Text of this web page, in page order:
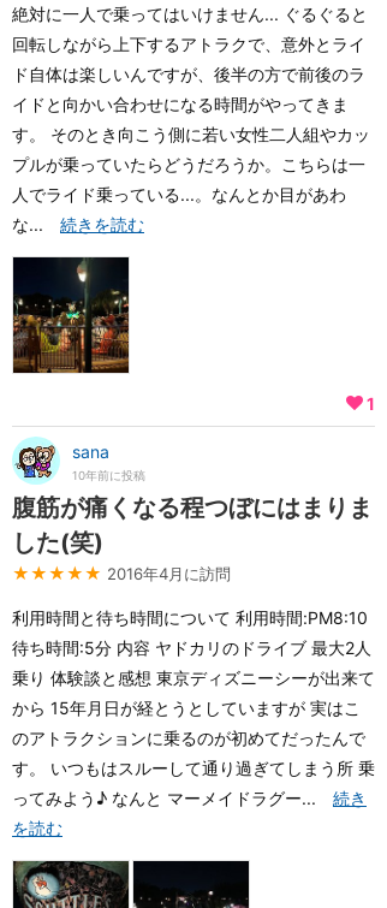
絶対に一人で乗ってはいけません... ぐるぐると
回転しながら上下するアトラクで、意外とライ
ド自体は楽しいんですが、後半の方で前後のラ
イドと向かい合わせになる時間がやってきま
す。 そのとき向こう側に若い女性二人組やカッ
プルが乗っていたらどうだろうか。こちらは一
人でライド乗っている...。なんとか目があわ
な... 続きを読む
1
sana
10年前に投稿
腹筋が痛くなる程つぼにはまりま
した(笑)
★★★★★ 2016年4月に訪問
利用時間と待ち時間について 利用時間:PM8:10
待ち時間:5分 内容 ヤドカリのドライブ 最大2人
乗り 体験談と感想 東京ディズニーシーが出来て
から 15年月日が経とうとしていますが 実はこ
のアトラクションに乗るのが初めてだったんで
す。 いつもはスルーして通り過ぎてしまう所 乗
ってみよう♪ なんと マーメイドラグー... 続き
を読む